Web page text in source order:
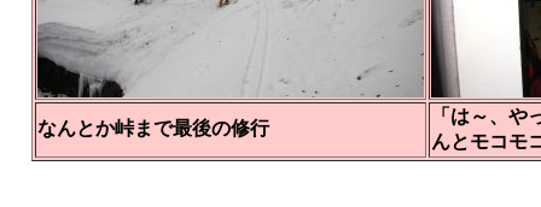
なんとか峠まで最後の修行
「は～、
んとモコモ